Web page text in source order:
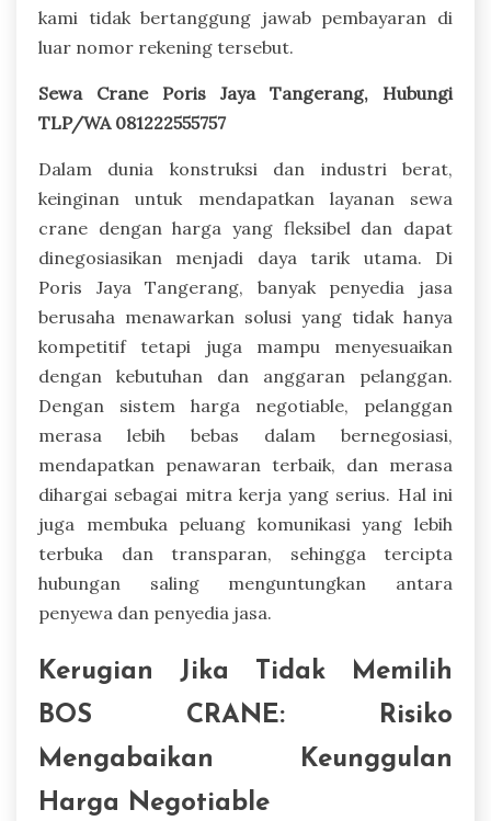
kami tidak bertanggung jawab pembayaran di
luar nomor rekening tersebut.
Sewa Crane Poris Jaya Tangerang, Hubungi
TLP/WA 081222555757
Dalam dunia konstruksi dan industri berat,
keinginan untuk mendapatkan layanan sewa
crane dengan harga yang fleksibel dan dapat
dinegosiasikan menjadi daya tarik utama. Di
Poris Jaya Tangerang, banyak penyedia jasa
berusaha menawarkan solusi yang tidak hanya
kompetitif tetapi juga mampu menyesuaikan
dengan kebutuhan dan anggaran pelanggan.
Dengan sistem harga negotiable, pelanggan
merasa lebih bebas dalam bernegosiasi,
mendapatkan penawaran terbaik, dan merasa
dihargai sebagai mitra kerja yang serius. Hal ini
juga membuka peluang komunikasi yang lebih
terbuka dan transparan, sehingga tercipta
hubungan saling menguntungkan antara
penyewa dan penyedia jasa.
Kerugian Jika Tidak Memilih
BOS CRANE: Risiko
Mengabaikan Keunggulan
Harga Negotiable